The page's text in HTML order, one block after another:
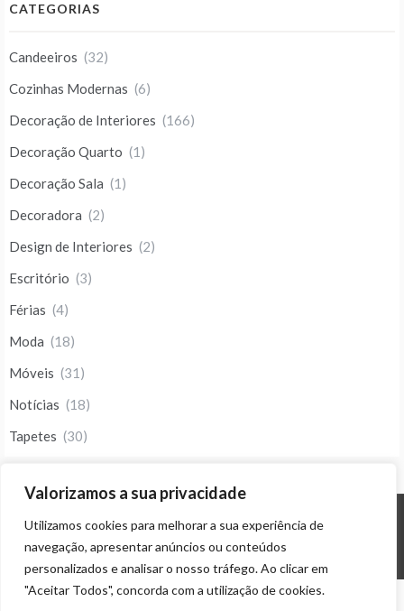
Valorizamos a sua privacidade
Utilizamos cookies para melhorar a sua experiência de
navegação, apresentar anúncios ou conteúdos
personalizados e analisar o nosso tráfego. Ao clicar em
"Aceitar Todos", concorda com a utilização de cookies.
CATEGORIAS
Candeeiros (32)
Cozinhas Modernas (6)
Decoração de Interiores (166)
Decoração Quarto (1)
Decoração Sala (1)
Decoradora (2)
Design de Interiores (2)
Escritório (3)
Férias (4)
Moda (18)
Móveis (31)
Notícias (18)
Tapetes (30)